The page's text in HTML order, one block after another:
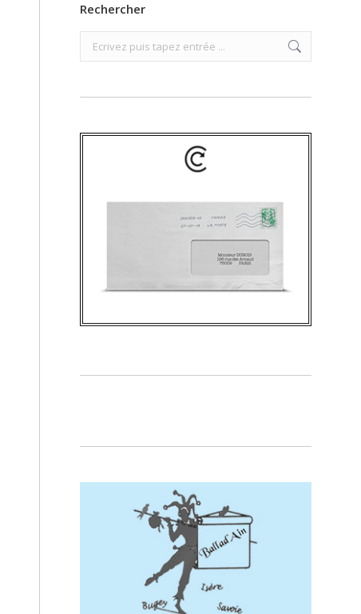
Rechercher
Search: